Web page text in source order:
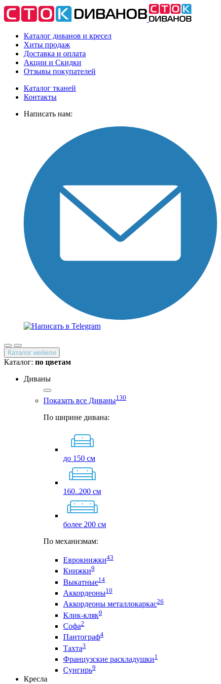
Каталог диванов и кресел
Хиты продаж
Доставка и оплата
Акции и Скидки
Отзывы покупателей
Каталог тканей
Контакты
Написать нам:
Каталог мебели
Каталог: по цветам
Диваны
Показать все Диваны130
По ширине дивана:
до 150 см
160..200 см
более 200 см
По механизмам:
Еврокнижки43
Книжки9
Выкатные14
Аккордеоны10
Аккордеоны металлокаркас26
Клик-кляк9
Софа2
Пантограф4
Тахта3
Французские раскладушки1
Сунгирь9
Кресла